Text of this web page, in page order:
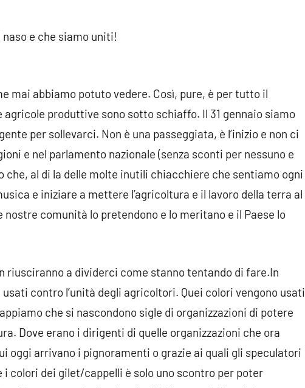
naso e che siamo uniti!
mai abbiamo potuto vedere. Così, pure, è per tutto il
produttive sono sotto schiaffo. Il 31 gennaio siamo
per sollevarci. Non è una passeggiata, è l’inizio e non ci
e nel parlamento nazionale (senza sconti per nessuno e
che, al di la delle molte inutili chiacchiere che sentiamo ogni
e iniziare a mettere l’agricoltura e il lavoro della terra al
comunità lo pretendono e lo meritano e il Paese lo
riusciranno a dividerci come stanno tentando di fare.In
contro l’unità degli agricoltori. Quei colori vengono usati
che si nascondono sigle di organizzazioni di potere
Dove erano i dirigenti di quelle organizzazioni che ora
oggi arrivano i pignoramenti o grazie ai quali gli speculatori
colori dei gilet/cappelli è solo uno scontro per poter